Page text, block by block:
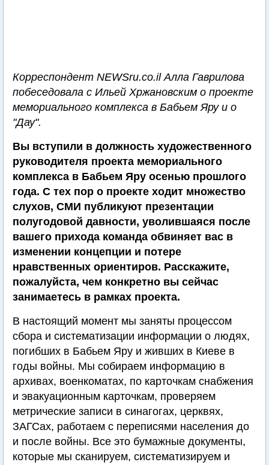
Корреспондент NEWSru.co.il Алла Гаврилова
побеседовала с Ильей Хржановским о проекте
мемориального комплекса в Бабьем Яру и о
"Дау".
Вы вступили в должность художественного
руководителя проекта мемориального
комплекса в Бабьем Яру осенью прошлого
года. С тех пор о проекте ходит множество
слухов, СМИ публикуют презентации
полугодовой давности, уволившаяся после
вашего прихода команда обвиняет вас в
изменении концепции и потере
нравственных ориентиров. Расскажите,
пожалуйста, чем конкретно вы сейчас
занимаетесь в рамках проекта.
В настоящий момент мы заняты процессом
сбора и систематизации информации о людях,
погибших в Бабьем Яру и живших в Киеве в
годы войны. Мы собираем информацию в
архивах, военкоматах, по карточкам снабжения
и эвакуационным карточкам, проверяем
метрические записи в синагогах, церквях,
ЗАГСах, работаем с переписями населения до
и после войны. Все это бумажные документы,
которые мы сканируем, систематизируем и